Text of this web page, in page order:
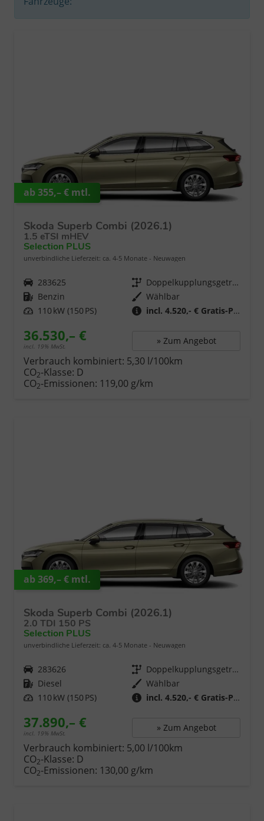
ab 355,– € mtl.
Skoda Superb Combi (2026.1)
1.5 eTSI mHEV
Selection PLUS
unverbindliche Lieferzeit: ca. 4-5 Monate Neuwagen
Fahrzeugnr. 283625 Getriebe
Doppelkupplungsgetriebe (DSG)
Kraftstoff Benzin
Wählbar
Leistung 110 kW (150 PS) incl. 4.520,- € Gratis-Paket
36.530,– €
incl. 19% MwSt. » Zum Angebot
Verbrauch kombiniert: 5,30 l/100km
CO2-Klasse: D
CO2-Emissionen: 119,00 g/km
ab 369,– € mtl.
Skoda Superb Combi (2026.1)
2.0 TDI 150 PS
Selection PLUS
unverbindliche Lieferzeit: ca. 4-5 Monate Neuwagen
Fahrzeugnr. 283626 Getriebe
Doppelkupplungsgetriebe (DSG)
Kraftstoff Diesel
Wählbar
Leistung 110 kW (150 PS) incl. 4.520,- € Gratis-Paket
37.890,– €
incl. 19% MwSt. » Zum Angebot
Verbrauch kombiniert: 5,00 l/100km
CO2-Klasse: D
CO2-Emissionen: 130,00 g/km